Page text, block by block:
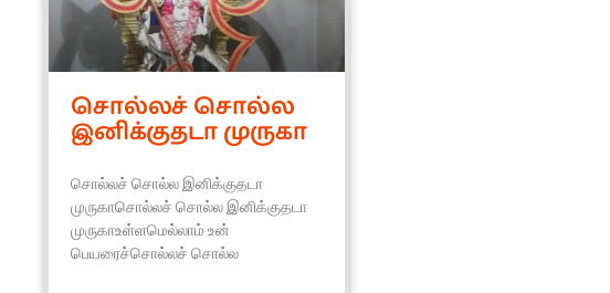
சொல்லச் சொல்ல
இனிக்குதடா முருகா
சொல்லச் சொல்ல இனிக்குதடா
முருகாசொல்லச் சொல்ல இனிக்குதடா
முருகாஉள்ளமெல்லாம் உன்
பெயரைச்சொல்லச் சொல்ல